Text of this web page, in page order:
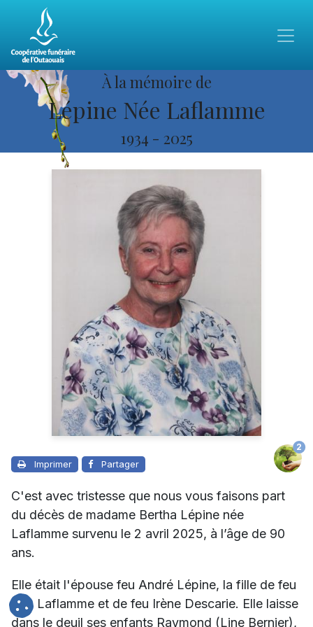
À la mémoire de
Lépine Née Laflamme
1934 - 2025
Imprimer Partager
2
C'est avec tristesse que nous vous faisons part
du décès de madame Bertha Lépine née
Laflamme survenu le 2 avril 2025, à l’âge de 90
ans.
Elle était l'épouse feu André Lépine, la fille de feu
Léo Laflamme et de feu Irène Descarie. Elle laisse
dans le deuil ses enfants Raymond (Line Bernier),